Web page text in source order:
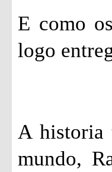
E como
logo
A historia
mundo,